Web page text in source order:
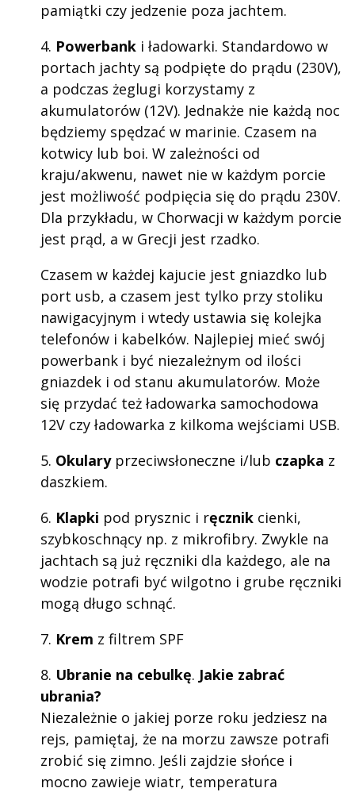
pamiątki czy jedzenie poza jachtem.
4. Powerbanki ładowarki. Standardowo w
portach jachty są podpięte do prądu (230V),
a podczas żeglugi korzystamy z
akumulatorów (12V). Jednakże nie każdą noc
będziemy spędzać w marinie. Czasem na
kotwicy lub boi. W zależności od
kraju/akwenu, nawet nie w każdym porcie
jest możliwość podpięcia się do prądu 230V.
Dla przykładu, w Chorwacji w każdym porcie
jest prąd, a w Grecji jest rzadko.
Czasem w każdej kajucie jest gniazdko lub
port usb, a czasem jest tylko przy stoliku
nawigacyjnym i wtedy ustawia się kolejka
telefonów i kabelków. Najlepiej mieć swój
powerbank i być niezależnym od ilości
gniazdek i od stanu akumulatorów. Może
się przydać też ładowarka samochodowa
12V czy ładowarka z kilkoma wejściami USB.
5. Okularyprzeciwsłoneczne i/lub czapka z
daszkiem.
6. Klapki pod prysznic i ręcznikcienki,
szybkoschnący np. z mikrofibry. Zwykle na
jachtach są już ręczniki dla każdego, ale na
wodzie potrafi być wilgotno i grube ręczniki
mogą długo schnąć.
7. Krem z filtrem SPF
8. Ubranie na cebulkę. Jakie zabrać
ubrania?
Niezależnie o jakiej porze roku jedziesz na
rejs, pamiętaj, że na morzu zawsze potrafi
zrobić się zimno. Jeśli zajdzie słońce i
mocno zawieje wiatr, temperatura